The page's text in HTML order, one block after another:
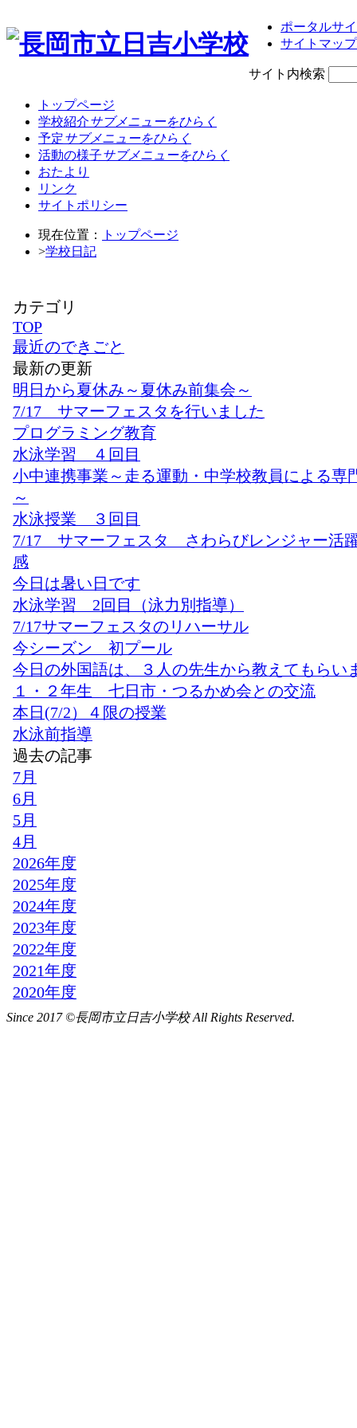
ポータルサ
サイトマップ
サイト内検索
トップページ
学校紹介サブメニューをひらく
予定サブメニューをひらく
活動の様子サブメニューをひらく
おたより
リンク
サイトポリシー
現在位置：
トップページ
>学校日記
Since 2017 ©長岡市立日吉小学校 All Rights Reserved.